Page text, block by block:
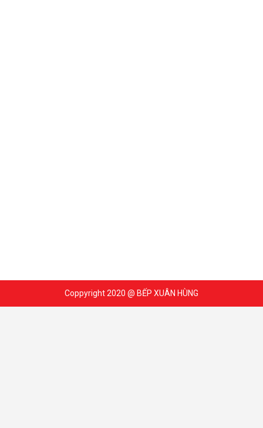
Coppyright 2020 @ BẾP XUÂN HÙNG